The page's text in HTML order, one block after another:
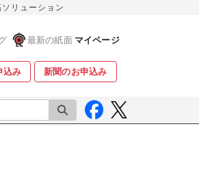
リューション
最新の紙面 マイページ
込み 新聞のお申込み
検索